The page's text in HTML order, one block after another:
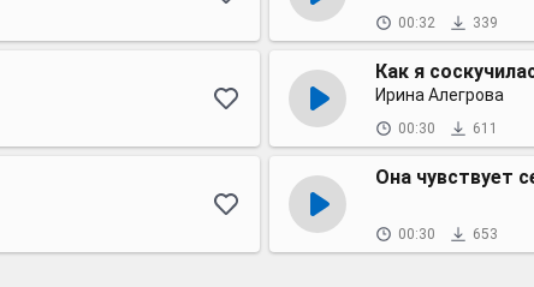
00:32 339
Как я
Ирина Алегрова
00:30 611
Она чувствует
00:30 653